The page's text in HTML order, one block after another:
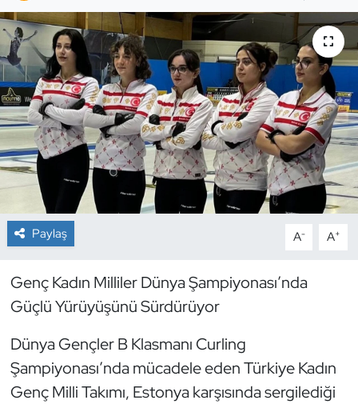
Paylaş A- A+
Genç Kadın Milliler Dünya Şampiyonası’nda
Güçlü Yürüyüşünü Sürdürüyor
Dünya Gençler B Klasmanı Curling
Şampiyonası’nda mücadele eden Türkiye Kadın
Genç Milli Takımı, Estonya karşısında sergilediği
Buz Hokeyi
Buz Pateni
Çim Hokeyi
Cimnastik
Curling
Dağcılık
Dövüş Sanatı
E-Spor
Eskrim